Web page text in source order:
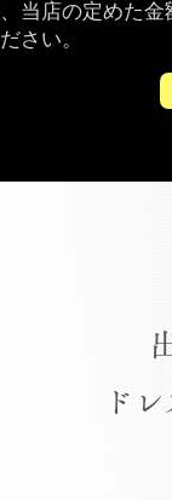
当店の定めた
さい。
ド